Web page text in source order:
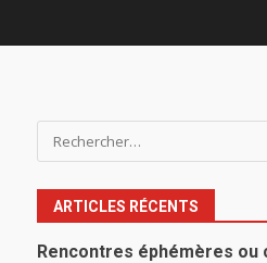
Rechercher :
ARTICLES RÉCENTS
Rencontres éphémères ou